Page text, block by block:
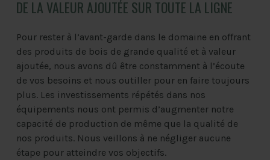
DE LA VALEUR AJOUTÉE SUR TOUTE LA LIGNE
Pour rester à l’avant-garde dans le domaine en offrant
des produits de bois de grande qualité et à valeur
ajoutée, nous avons dû être constamment à l’écoute
de vos besoins et nous outiller pour en faire toujours
plus. Les investissements répétés dans nos
équipements nous ont permis d’augmenter notre
capacité de production de même que la qualité de
nos produits. Nous veillons à ne négliger aucune
étape pour atteindre vos objectifs.